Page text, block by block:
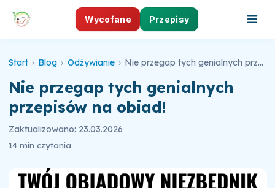
Wycofane Przepisy
Start › Blog › Odżywianie › Nie przegap tych genialnych przepisów na obiad!
Nie przegap tych genialnych
przepisów na obiad!
Zaktualizowano: 23.03.2026
14 min czytania